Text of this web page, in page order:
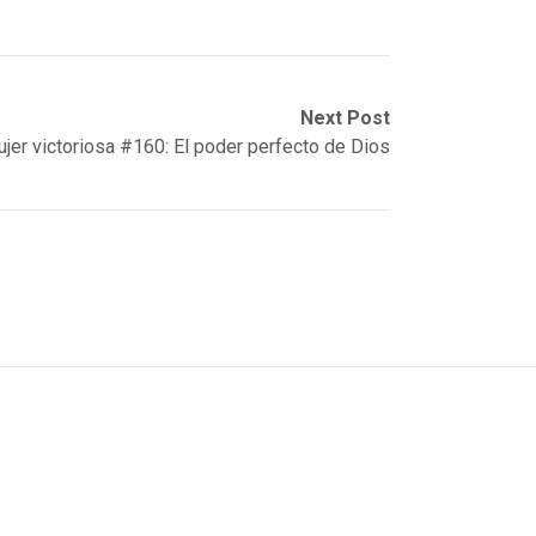
Next Post
victoriosa #160: El poder perfecto de Dios